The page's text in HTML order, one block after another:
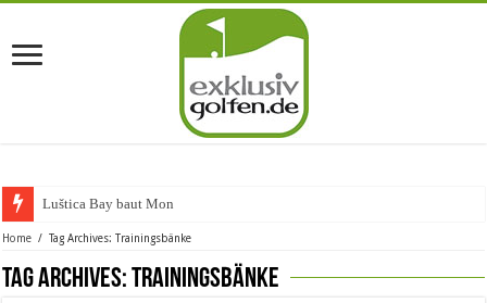
Luštica Bay baut Monteneg
Home / Tag Archives: Trainingsbänke
Tag Archives:Trainingsbänke